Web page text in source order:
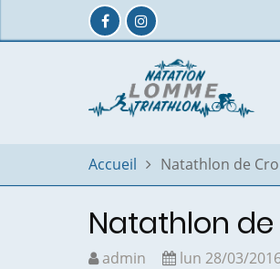
Accueil Natathlon de
Natathlon de
admin
lun 28/03/